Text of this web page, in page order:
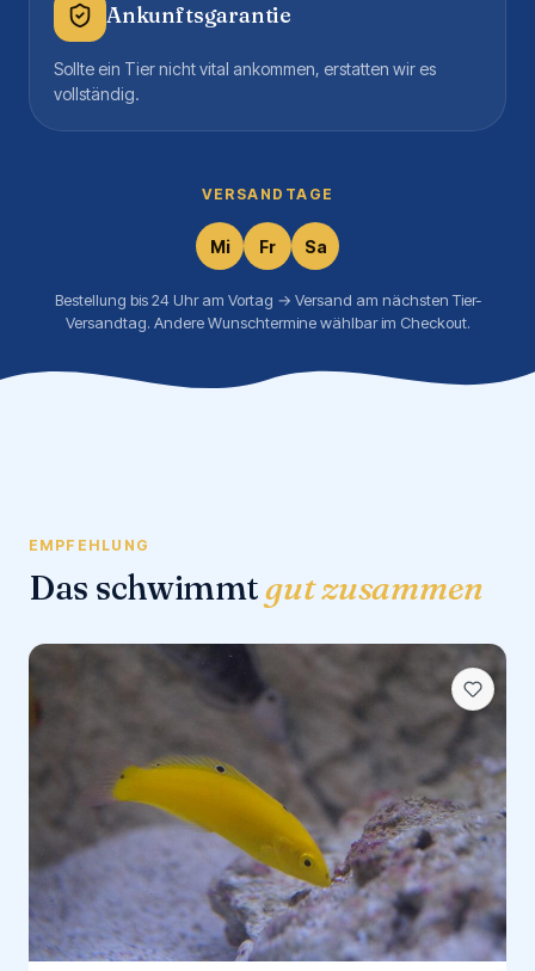
Ankunftsgarantie
Sollte ein Tier nicht vital ankommen, erstatten wir es
vollständig.
VERSANDTAGE
Mi Fr Sa
Bestellung bis 24 Uhr am Vortag → Versand am nächsten Tier-
Versandtag. Andere Wunschtermine wählbar im Checkout.
EMPFEHLUNG
Das schwimmtgut zusammen